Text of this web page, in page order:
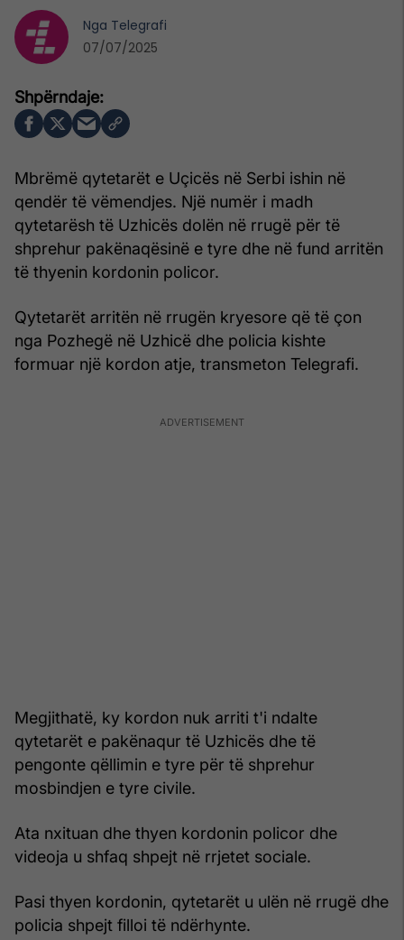
Mbrëmë qytetarët e Uçicës në Serbi ishin në
qendër të vëmendjes. Një numër i madh
qytetarësh të Uzhicës dolën në rrugë për të
shprehur pakënaqësinë e tyre dhe në fund arritën
të thyenin kordonin policor.
Qytetarët arritën në rrugën kryesore që të çon
nga Pozhegë në Uzhicë dhe policia kishte
formuar një kordon atje, transmeton Telegrafi.
Megjithatë, ky kordon nuk arriti t'i ndalte
qytetarët e pakënaqur të Uzhicës dhe të
pengonte qëllimin e tyre për të shprehur
mosbindjen e tyre civile.
Ata nxituan dhe thyen kordonin policor dhe
videoja u shfaq shpejt në rrjetet sociale.
Pasi thyen kordonin, qytetarët u ulën në rrugë dhe
policia shpejt filloi të ndërhynte.
Nga Telegrafi
07/07/2025